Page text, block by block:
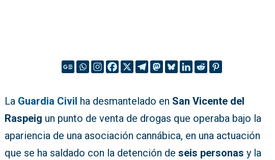
La Guardia Civil ha desmantelado en San Vicente del
Raspeig un punto de venta de drogas que operaba bajo la
apariencia de una asociación cannábica, en una actuación
que se ha saldado con la detención deseis personas y la